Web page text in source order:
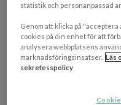
OM VARUMÄRKET
Färgbeskrivning
statistik och personanpassad
Genom att klicka på
cookies på din enhet för att
analysera webbplatsens
marknadsföringsinsatser. Läs
sekretesspolicy